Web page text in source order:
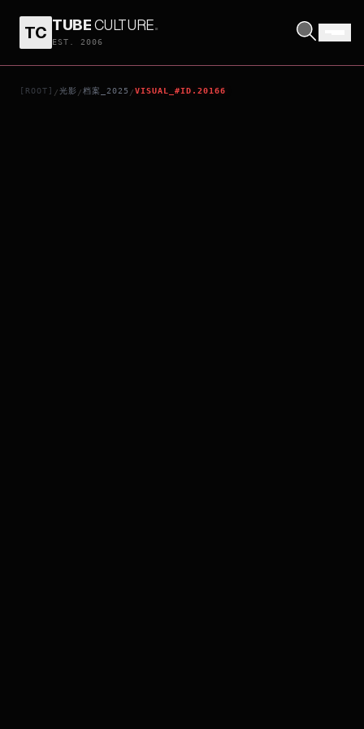
TC TUBECULTURE.
EST. 2006
[ROOT] /光影 /档案_2025 /VISUAL_#ID.20166
DAVID GILMOUR LIVE AT THE CIRCUS MAXIMUS, ROME